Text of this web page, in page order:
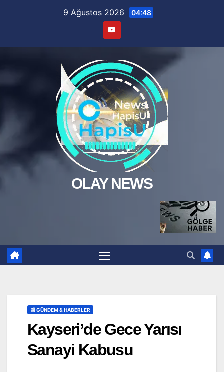
9 Ağustos 2026 04:48
OLAY NEWS
📰 GÜNDEM & HABERLER
Kayseri’de Gece Yarısı
Sanayi Kabusu